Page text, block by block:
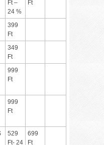
Ft –
24 %
Ft
399
Ft
349
Ft
999
Ft
999
Ft
529
Ft- 24
699
Ft